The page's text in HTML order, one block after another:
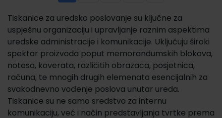
Tiskanice za uredsko poslovanje su ključne za
uspješnu organizaciju i upravljanje raznim aspektima
uredske administracije i komunikacije. Uključuju široki
spektar proizvoda poput memorandumskih blokova,
notesa, koverata, različitih obrazaca, posjetnica,
računa, te mnogih drugih elemenata esencijalnih za
svakodnevno vođenje poslova unutar ureda.
Tiskanice su ne samo sredstvo za internu
komunikaciju, već i način predstavljanja tvrtke prema